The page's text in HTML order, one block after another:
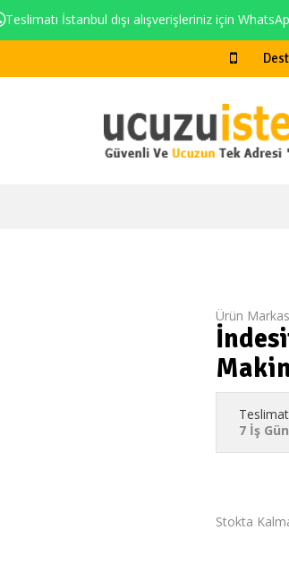
Teslimatı İstanbul dışı alışverişleriniz için
Ürün
7 İş
Stokta